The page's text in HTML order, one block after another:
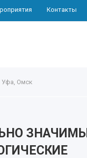
Контакты
Омск